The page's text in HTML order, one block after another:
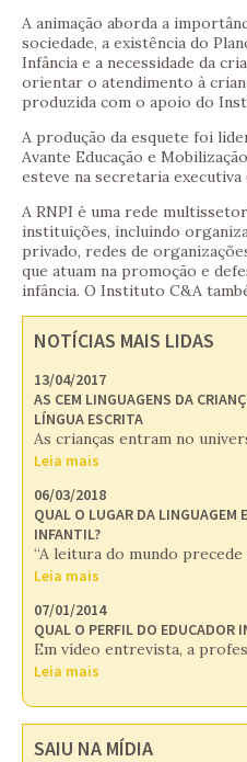
A animação aborda a
sociedade, a existência do
Infância e a necessidade da
orientar o atendimento à
produzida com o apoio do
A produção da esquete foi
Avante Educação e
esteve na secretaria
A RNPI é uma rede
instituições, incluindo
privado, redes de
que atuam na promoção e
infância. O Instituto C&A
NOTÍCIAS MAIS LIDAS
13/04/2017
AS CEM LINGUAGENS DA
LÍNGUA ESCRITA
As crianças entram no
Leia mais
06/03/2018
QUAL O LUGAR DA LINGUAGEM
INFANTIL?
“A leitura do mundo
Leia mais
07/01/2014
QUAL O PERFIL DO EDUCADOR
Em vídeo entrevista, a
Leia mais
SAIU NA MÍDIA